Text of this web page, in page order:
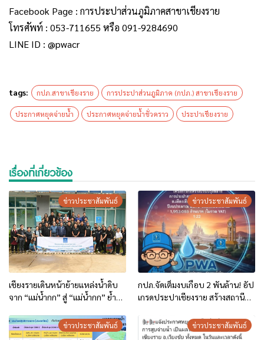
Facebook Page : การประปาส่วนภูมิภาคสาขาเชียงราย
โทรศัพท์ : 053-711655 หรือ 091-9284690
LINE ID : @pwacr
tags: กปภ.สาขาเชียงราย การประปาส่วนภูมิภาค (กปภ.) สาขาเชียงราย
ประกาศหยุดจ่ายน้ำ ประกาศหยุดจ่ายน้ำชั่วคราว ประปาเชียงราย
เรื่องที่เกี่ยวข้อง
ข่าวประชาสัมพันธ์
เชียงรายเดินหน้าย้ายแหล่งน้ำดิบ
จาก “แม่น้ำกก” สู่ “แม่น้ำกก” ย้ำน้ำ
มาตรฐาน
ข่าวประชาสัมพันธ์
กปภ.จัดเต็มงบเกือบ 2 พันล้าน! อัป
เกรดประปาเชียงราย สร้างสถานี
ครอบคลุมพื้นที่ 3 อำเภอ (เมือง-
เวียงชัย-แม่ลาว) มุ่งเป้าปี 2570
ข่าวประชาสัมพันธ์ ข่าวประชาสัมพันธ์